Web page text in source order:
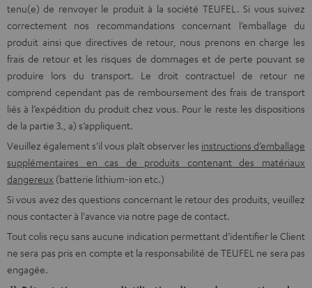
tenu(e) de renvoyer le produit à la société TEUFEL. Si vous suivez
correctement nos recommandations concernant l’emballage du
produit ainsi que directives de retour, nous prenons en charge les
frais de retour et les risques de dommages et de perte pouvant se
produire lors du transport. Le droit contractuel de retour ne
comprend cependant pas de remboursement des frais de transport
liés à l’expédition du produit chez vous. Pour le reste les dispositions
de la partie 3., a) s’appliquent.
Veuillez également s’il vous plaît observer les instructions d’emballage
supplémentaires en cas de produits contenant des matériaux
dangereux (batterie lithium-ion etc.)
Si vous avez des questions concernant le retour des produits, veuillez
nous contacter à l'avance via notre page de contact.
Tout colis reçu sans aucune indication permettant d’identifier le Client
ne sera pas pris en compte et la responsabilité de TEUFEL ne sera pas
engagée.